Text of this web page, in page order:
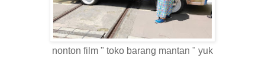
nonton film " toko barang mantan " yuk